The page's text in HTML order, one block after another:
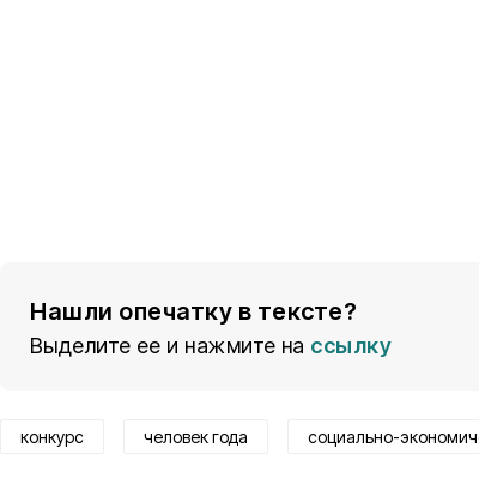
Нашли опечатку в тексте?
Выделите ее и нажмите на ссылку
конкурс человек года социально-